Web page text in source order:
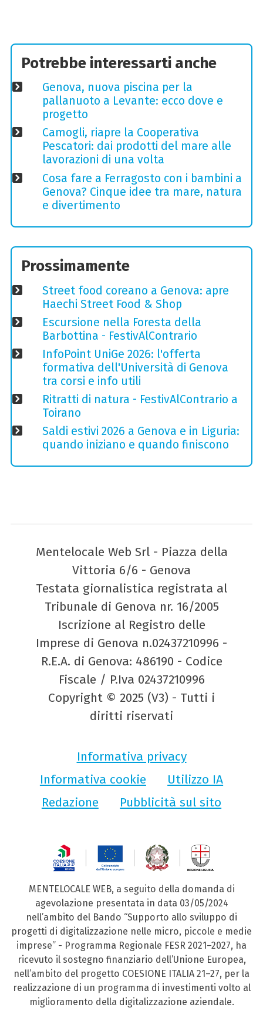
Potrebbe interessarti anche
Genova, nuova piscina per la
pallanuoto a Levante: ecco dove e
progetto
Camogli, riapre la Cooperativa
Pescatori: dai prodotti del mare alle
lavorazioni di una volta
Cosa fare a Ferragosto con i bambini a
Genova? Cinque idee tra mare, natura
e divertimento
Prossimamente
Street food coreano a Genova: apre
Haechi Street Food & Shop
Escursione nella Foresta della
Barbottina - FestivAlContrario
InfoPoint UniGe 2026: l'offerta
formativa dell'Università di Genova
tra corsi e info utili
Ritratti di natura - FestivAlContrario a
Toirano
Saldi estivi 2026 a Genova e in Liguria:
quando iniziano e quando finiscono
Mentelocale Web Srl - Piazza della
Vittoria 6/6 - Genova
Testata giornalistica registrata al
Tribunale di Genova nr. 16/2005
Iscrizione al Registro delle
Imprese di Genova n.02437210996 -
R.E.A. di Genova: 486190 - Codice
Fiscale / P.Iva 02437210996
Copyright © 2025 (V3) - Tutti i
diritti riservati
Informativa privacy
Informativa cookie
Utilizzo IA
Redazione
Pubblicità sul sito
MENTELOCALE WEB, a seguito della domanda di
agevolazione presentata in data 03/05/2024
nell’ambito del Bando “Supporto allo sviluppo di
progetti di digitalizzazione nelle micro, piccole e medie
imprese” - Programma Regionale FESR 2021–2027, ha
ricevuto il sostegno finanziario dell’Unione Europea,
nell’ambito del progetto COESIONE ITALIA 21–27, per la
realizzazione di un programma di investimenti volto al
miglioramento della digitalizzazione aziendale.